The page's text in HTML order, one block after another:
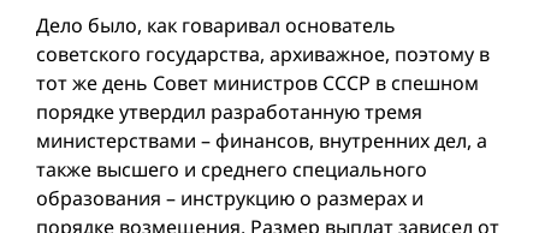
Дело было, как говаривал основатель
советского государства, архиважное, поэтому в
тот же день Совет министров СССР в спешном
порядке утвердил разработанную тремя
министерствами – финансов, внутренних дел, а
также высшего и среднего специального
образования – инструкцию о размерах и
порядке возмещения. Размер выплат зависел от